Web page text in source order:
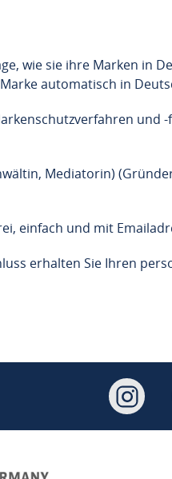
wie sie ihre Marken in
automatisch in
und
Mediatorin)
einfach und mit
erhalten Sie Ihren